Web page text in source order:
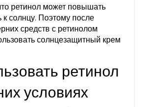
ретинол может повышать
к солнцу. Поэтому после
средств с ретинолом
солнцезащитный крем
ретинол
условиях